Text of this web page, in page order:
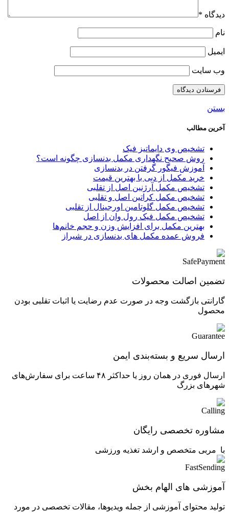
دیدگاه *
نام
ایمیل
وب‌ سایت
بستن
آخرین مطالب
تشخیص وی دایماتیز فیک
روش صحیح نگهداری مکمل بدنسازی چگونه است؟
آموزش فیگور گرفتن در بدنسازی
خرید مکمل از دبی با بهترین قیمت
تشخیص مکمل آرژنین اصل از تقلبی
تشخیص مکمل کراتین اصل و تقلبی
تشخیص مکمل گلوتامین اورجینال از تقلبی
تشخیص مکمل فیک رول وان از اصل
بهترین مکمل برای افزایش وزن و حجم خانم‌ها
فروش عمده مکمل های بدنسازی در شیراز
تضمین اصالت محصولات
گارانتی بازگشت وجه در صورت عدم رضایت یا اثبات تقلبی بودن
محصول
ارسال سریع و بسته‌بندی ایمن
ارسال فوری در همان روز یا حداکثر ۴۸ ساعت برای سفارش‌های
شهرهای بزرگ
مشاوره تخصصی رایگان
با مربی متخصص و ارشد تغذیه ورزشی
آموزشی های الهام بخش
تولید محتوای آموزشی از جمله ویدیوها، مقالات تخصصی در مورد